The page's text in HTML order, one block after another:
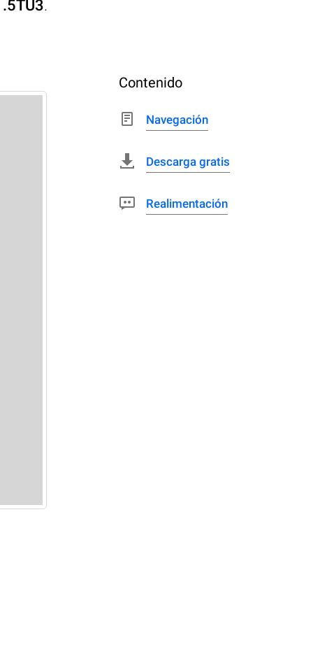
.
Contenido
Navegación
Descarga gratis
Realimentación